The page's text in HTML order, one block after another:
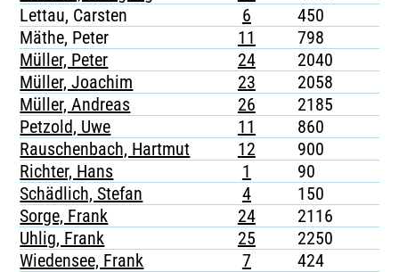
Lettau, Carsten
6 450
Mäthe, Peter
11 798
Müller, Peter
24 2040
Müller, Joachim
23 2058
Müller, Andreas
26 2185
Petzold, Uwe
11 860
Rauschenbach, Hartmut
12 900
Richter, Hans
1 90
Schädlich, Stefan
4 150
Sorge, Frank
24 2116
Uhlig, Frank
25 2250
Wiedensee, Frank
7 424